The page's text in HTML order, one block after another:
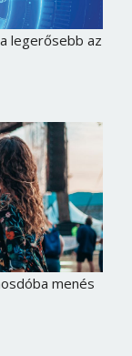
legerősebb az
menés